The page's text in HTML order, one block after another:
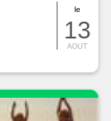
le
13
AOUT